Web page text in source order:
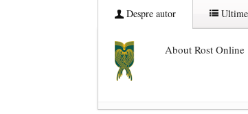
Despre autor
About Rost Online